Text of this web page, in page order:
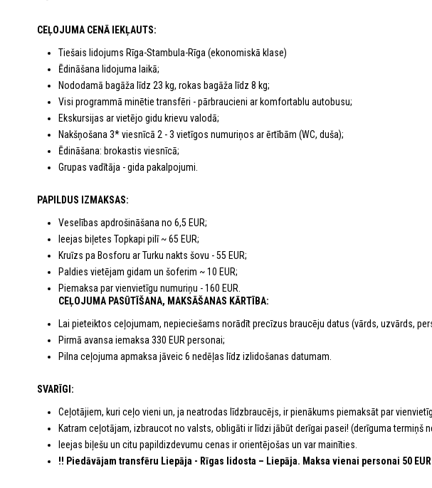
CEĻOJUMA CENĀ IEKĻAUTS:
Tiešais lidojums Rīga-Stambula-Rīga (ekonomiskā klase)
Ēdināšana lidojuma laikā;
Nododamā bagāža līdz 23 kg, rokas bagāža līdz 8 kg;
Visi programmā minētie transfēri - pārbraucieni ar komfortablu autobusu;
Ekskursijas ar vietējo gidu krievu valodā;
Nakšņošana 3* viesnīcā 2 - 3 vietīgos numuriņos ar ērtībām (WC, duša);
Ēdināšana: brokastis viesnīcā;
Grupas vadītāja - gida pakalpojumi.
PAPILDUS IZMAKSAS:
Veselības apdrošināšana no 6,5 EUR;
Ieejas biļetes Topkapi pilī ~ 65 EUR;
Kruīzs pa Bosforu ar Turku nakts šovu - 55 EUR;
Paldies vietējam gidam un šoferim ~ 10 EUR;
Piemaksa par vienvietīgu numuriņu - 160 EUR.
CEĻOJUMA PASŪTĪŠANA, MAKSĀŠANAS KĀRTĪBA:
Lai pieteiktos ceļojumam, nepieciešams norādīt precīzus braucēju datus (vārds, uzvārds,
Pirmā avansa iemaksa 330 EUR personai;
Pilna ceļojuma apmaksa jāveic 6 nedēļas līdz izlidošanas datumam.
SVARĪGI:
Ceļotājiem, kuri ceļo vieni un, ja neatrodas līdzbraucējs, ir pienākums piemaksāt par
Katram ceļotājam, izbraucot no valsts, obligāti ir līdzi jābūt derīgai pasei! (derīguma termiņš
Ieejas biļešu un citu papildizdevumu cenas ir orientējošas un var mainīties.
!! Piedāvājam transfēru Liepāja - Rīgas lidosta – Liepāja. Maksa vienai personai 50